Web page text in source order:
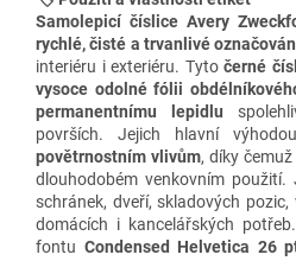
Samolepicí číslice Avery
rychlé, čisté a trvanlivé
interiéru i exteriéru. Tytočerné
vysoce odolné fólii
permanentnímu lepidlu
površích. Jejich hlavní
povětrnostním vlivům, díky
dlouhodobém venkovním
schránek, dveří, skladových
domácích i kancelářských
fontu Condensed Helvetica 26